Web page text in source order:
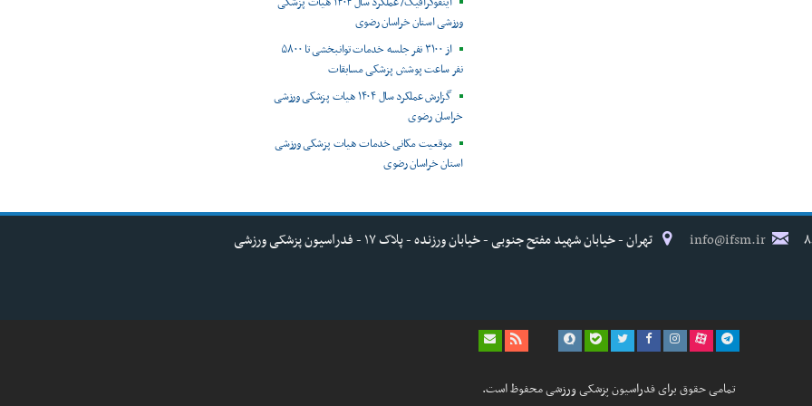
ورزشی استان خراسان رضوی
از ۳۱۰۰ نفر جلسه خدمات توانبخشی تا ۵۸۰۰
نفر ساعت پوشش پزشکی مسابقات
گزارش عملکرد سال ۱۴۰۴ هیات پزشکی ورزشی
خراسان رضوی
موقعیت مکانی خدمات هیات پزشکی ورزشی
استان خراسان رضوی ‌
info@ifsm.ir تهران - خیابان شهید مفتح جنوبی - خیابان ورزنده - پلاک ۱۷ - فدراسیون پزشکی ورزشی
تمامی حقوق برای فدراسیون پزشکی ورزشی محفوظ است.